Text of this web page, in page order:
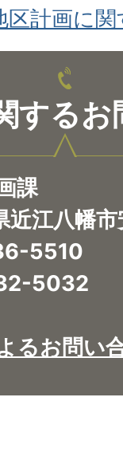
区計画に
するお
課
江八幡
5510
5032
るお問い